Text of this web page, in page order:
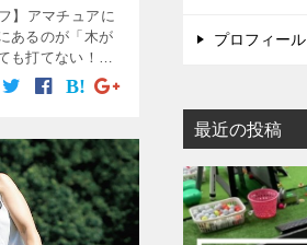
】アマチュアに
あるのが「木が
も打てない！」
ゃないと無
シチュエーショ
プロフィール
最近の投稿